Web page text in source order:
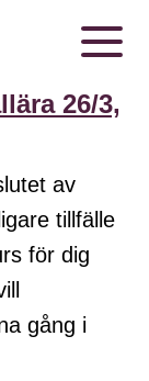
26/3,
av
tillfälle
för dig
gång i